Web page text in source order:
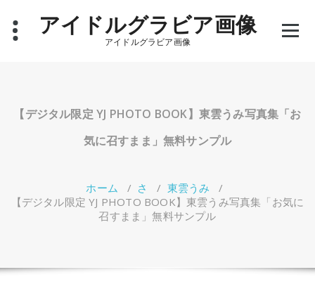
アイドルグラビア画像
アイドルグラビア画像
【デジタル限定 YJ PHOTO BOOK】東雲うみ写真集「お
気に召すまま」無料サンプル
ホーム / さ / 東雲うみ /
【デジタル限定 YJ PHOTO BOOK】東雲うみ写真集「お気に
召すまま」無料サンプル